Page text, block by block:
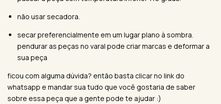
não usar secadora.
secar preferencialmente em um lugar plano à sombra.
pendurar as peças no varal pode criar marcas e deformar a
sua peça
ficou com alguma dúvida? então basta clicar no link do
whatsapp e mandar sua tudo que você gostaria de saber
sobre essa peça que a gente pode te ajudar :)